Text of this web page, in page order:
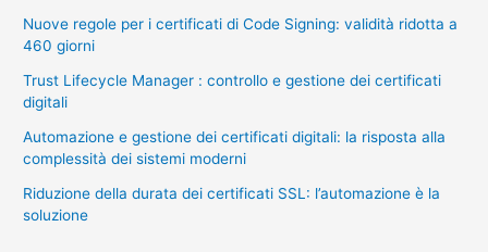
Nuove regole per i certificati di Code Signing: validità ridotta a
460 giorni
Trust Lifecycle Manager : controllo e gestione dei certificati
digitali
Automazione e gestione dei certificati digitali: la risposta alla
complessità dei sistemi moderni
Riduzione della durata dei certificati SSL: l’automazione è la
soluzione